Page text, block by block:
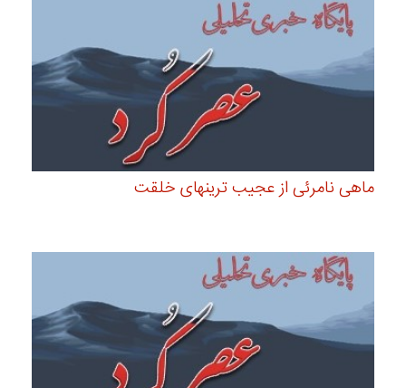
ماهی نامرئی از عجیب ترینهای خلقت